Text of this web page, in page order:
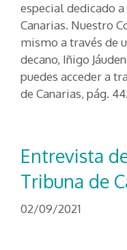
especial dedicado
Canarias. Nuestro
mismo a través de
decano, Iñigo
puedes acceder a
de Canarias, pág. 44.
Entrevista
Tribuna de
02/09/2021